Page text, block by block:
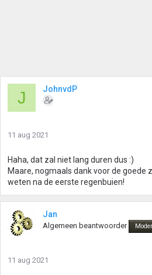
J JohnvdP
11 aug 2021
Haha, dat zal niet lang duren dus :)
Maare, nogmaals dank voor de goede
weten na de eerste regenbuien!
Jan
Algemeen beantwoorder
11 aug 2021